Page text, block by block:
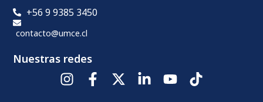
+56 9 9385 3450
contacto@umce.cl
Nuestras redes